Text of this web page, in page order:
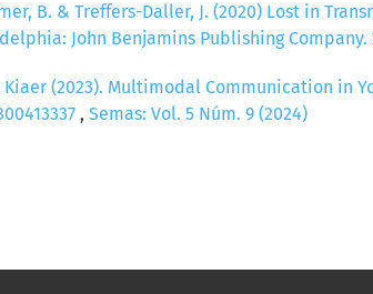
B. & Treffers-Daller, J. (2020) Lost in
John Benjamins Publishing Company.
Kiaer (2023). Multimodal Communication in
, Semas: Vol. 5 Núm. 9 (2024)